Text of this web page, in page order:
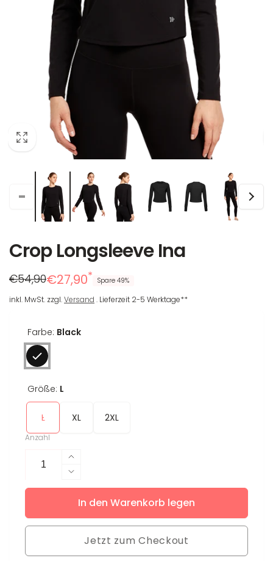
Crop Longsleeve Ina
Regulärer
Preis
€54,90
Reduzierter
Preis
€27,90* Spare 49%
inkl. MwSt. zzgl.Versand . Lieferzeit 2-5 Werktage**
Farbe: Black
Größe: L
L XL 2XL
Anzahl
Erhöhe
die
Menge
für
Longsleeve
Verringere
die
Menge
für
Crop
Longsleeve
Ina
In den Warenkorb legen
Jetzt zum Checkout